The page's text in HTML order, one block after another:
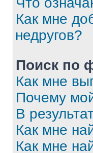
Как мне
недругов?
Поиск по
Как мне
Почему
В
Как мне
Как мне